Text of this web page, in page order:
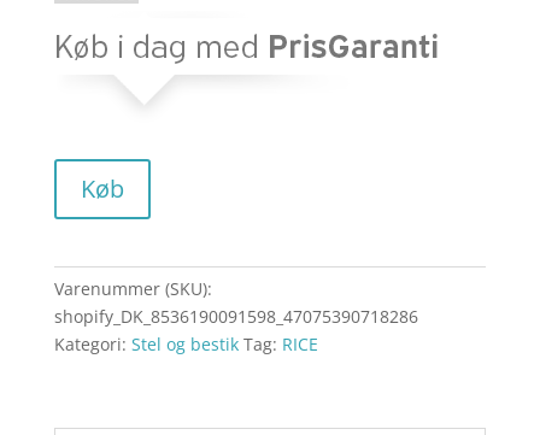
Køb
Varenummer (SKU):
shopify_DK_8536190091598_47075390718286
Kategori: Stel og bestik Tag: RICE